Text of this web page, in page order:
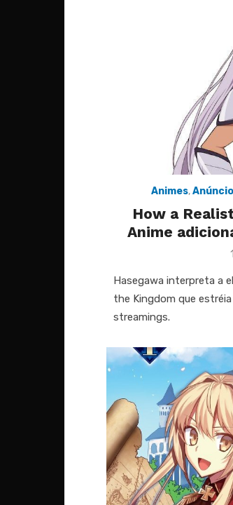
Animes,
How a
Anime
Hasegawa interpreta a
the Kingdom que
streamings.